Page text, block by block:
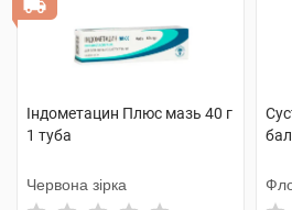
Індометацин Плюс мазь 40 г
1 туба
Червона зірка